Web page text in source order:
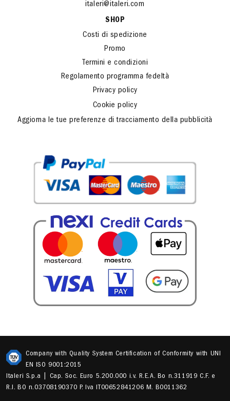
italeri@italeri.com
SHOP
Costi di spedizione
Promo
Termini e condizioni
Regolamento programma fedeltà
Privacy policy
Cookie policy
Aggiorna le tue preferenze di tracciamento della pubblicità
Company with Quality System Certification of Conformity with UNI
EN ISO 9001:2015
Italeri S.p.a | Cap. Soc. Euro 5.200.000 i.v. R.E.A. Bo n.311919 C.F. e
R.I. BO n.03708190370 P. Iva IT00652841206 M. B0011362